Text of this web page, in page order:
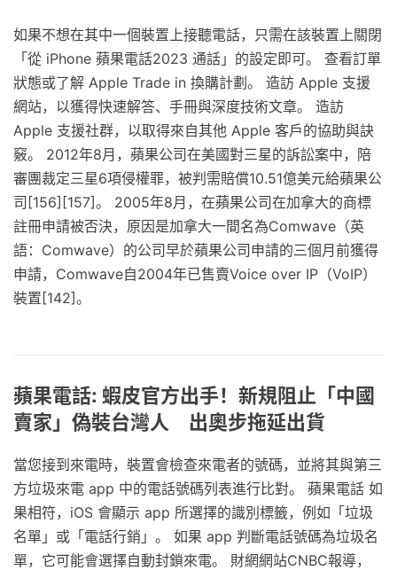
如果不想在其中一個裝置上接聽電話，只需在該裝置上關閉
「從 iPhone 蘋果電話2023 通話」的設定即可。 查看訂單
狀態或了解 Apple Trade in 換購計劃。 造訪 Apple 支援
網站，以獲得快速解答、手冊與深度技術文章。 造訪
Apple 支援社群，以取得來自其他 Apple 客戶的協助與訣
竅。 2012年8月，蘋果公司在美國對三星的訴訟案中，陪
審團裁定三星6項侵權罪，被判需賠償10.51億美元給蘋果公
司[156][157]。 2005年8月，在蘋果公司在加拿大的商標
註冊申請被否決，原因是加拿大一間名為Comwave（英
語：Comwave）的公司早於蘋果公司申請的三個月前獲得
申請，Comwave自2004年已售賣Voice over IP（VoIP）
裝置[142]。
蘋果電話: 蝦皮官方出手！新規阻止「中國
賣家」偽裝台灣人 出奧步拖延出貨
當您接到來電時，裝置會檢查來電者的號碼，並將其與第三
方垃圾來電 app 中的電話號碼列表進行比對。 蘋果電話 如
果相符，iOS 會顯示 app 所選擇的識別標籤，例如「垃圾
名單」或「電話行銷」。 如果 app 判斷電話號碼為垃圾名
單，它可能會選擇自動封鎖來電。 財網網站CNBC報導，